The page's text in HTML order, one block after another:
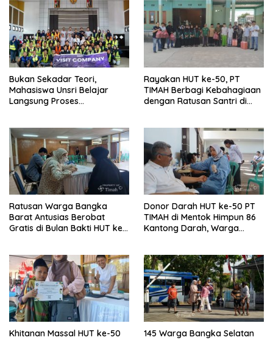
Bukan Sekadar Teori,
Mahasiswa Unsri Belajar
Langsung Proses
Rayakan HUT ke-50, PT
TIMAH Berbagi Kebahagiaan
dengan Ratusan Santri di
Ratusan Warga Bangka
Barat Antusias Berobat
Gratis di Bulan Bakti HUT ke-
Donor Darah HUT ke-50 PT
TIMAH di Mentok Himpun 86
Kantong Darah, Warga
Khitanan Massal HUT ke-50
145 Warga Bangka Selatan